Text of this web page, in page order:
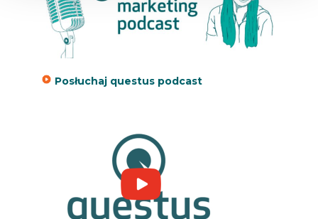
Posłuchaj questus podcast